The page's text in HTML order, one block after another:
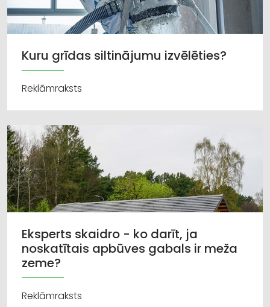
Kuru grīdas siltinājumu izvēlēties?
Reklāmraksts
Eksperts skaidro - ko darīt, ja
noskatītais apbūves gabals ir meža
zeme?
Reklāmraksts